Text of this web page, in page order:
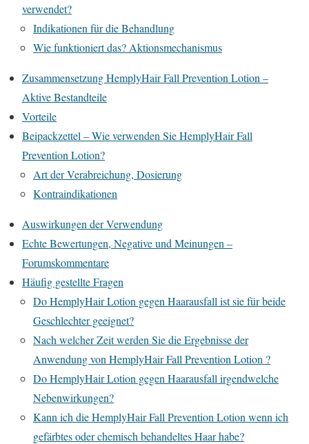
verwendet?
Indikationen für die Behandlung
Wie funktioniert das? Aktionsmechanismus
Zusammensetzung HemplyHair Fall Prevention Lotion –
Aktive Bestandteile
Vorteile
Beipackzettel – Wie verwenden Sie HemplyHair Fall
Prevention Lotion?
Art der Verabreichung, Dosierung
Kontraindikationen
Auswirkungen der Verwendung
Echte Bewertungen, Negative und Meinungen –
Forumskommentare
Häufig gestellte Fragen
Do HemplyHair Lotion gegen Haarausfall ist sie für beide
Geschlechter geeignet?
Nach welcher Zeit werden Sie die Ergebnisse der
Anwendung von HemplyHair Fall Prevention Lotion ?
Do HemplyHair Lotion gegen Haarausfall irgendwelche
Nebenwirkungen?
Kann ich die HemplyHair Fall Prevention Lotion wenn ich
gefärbtes oder chemisch behandeltes Haar habe?